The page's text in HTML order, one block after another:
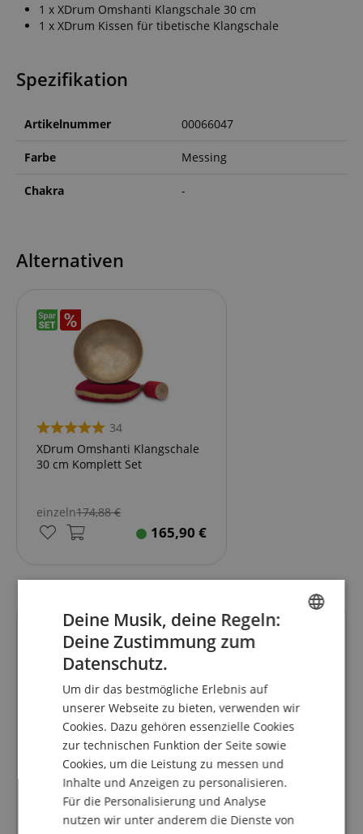
1 x XDrum Omshanti Klangschale 30 cm
1 x XDrum Kissen für tibetische Klangschale
Spezifikation
Artikelnummer 00066047
Farbe Messing
Chakra -
Alternativen
34
XDrum Omshanti Klangschale
30 cm Komplett Set
einzeln174,88€
165,90 €
Kundenbewertungen
5.0/5.0
Basierend auf 11 Bewertungen
Alle Bewertungen anzeigen
5 Sterne
15
4 Sterne
0
3 Sterne
0
FRENCH
SPANISH
Deine Musik, deine Regeln:
Deine Zustimmung zum
Datenschutz.
Um dir das bestmögliche Erlebnis auf
unserer Webseite zu bieten, verwenden wir
Cookies. Dazu gehören essenzielle Cookies
zur technischen Funktion der Seite sowie
Cookies, um die Leistung zu messen und
Inhalte und Anzeigen zu personalisieren.
Für die Personalisierung und Analyse
nutzen wir unter anderem die Dienste von